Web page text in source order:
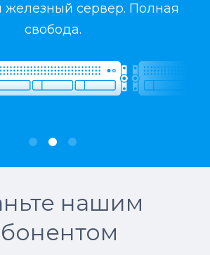
сервер. Полная
свобода.
нашим